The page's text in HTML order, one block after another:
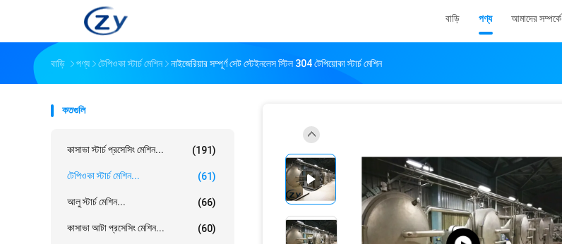
বাড়ি পণ্য আমাদের সম্পর্কে
বাড়ি পণ্য টেপিওকা স্টার্চ মেশিন নাইজেরিয়ার সম্পূর্ণ সেট স্টেইনলেস স্টিল 304 টেপিয়োকা স্টার্চ মেশিন
কতগুলি
কাসাভা স্টার্চ প্রসেসিং মেশিন... (191)
টেপিওকা স্টার্চ মেশিন... (61)
আলু স্টার্চ মেশিন... (66)
কাসাভা আটা প্রসেসিং মেশিন... (60)